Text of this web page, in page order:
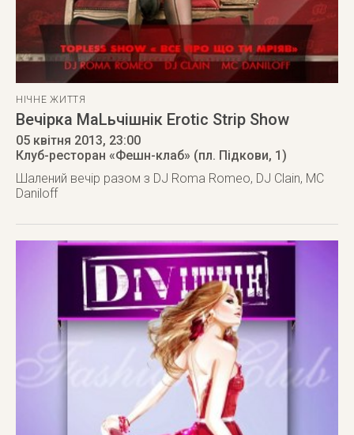
НІЧНЕ ЖИТТЯ
Вечірка МаLьчішнік Erotic Strip Show
05 квітня 2013, 23:00
Клуб-ресторан «Фешн-клаб» (пл. Підкови, 1)
Шалений вечір разом з DJ Roma Romeo, DJ Clain, MC
Daniloff